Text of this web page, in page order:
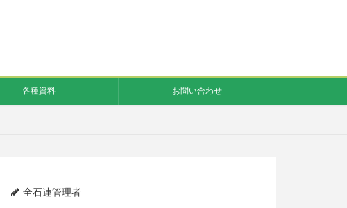
各種資料 お問い合わせ
全石連管理者